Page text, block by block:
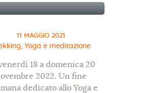
11 MAGGIO 2021
Yoga e meditazione
18 a domenica 20
2022. Un fine
dedicato allo Yoga e